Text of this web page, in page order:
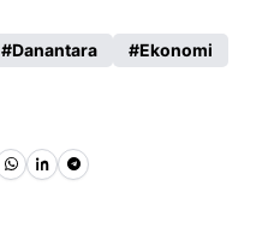
Danantara
Ekonomi